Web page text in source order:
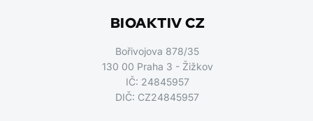
BIOAKTIV CZ
Bořivojova 878/35
130 00 Praha 3 - Žižkov
IČ: 24845957
DIČ: CZ24845957